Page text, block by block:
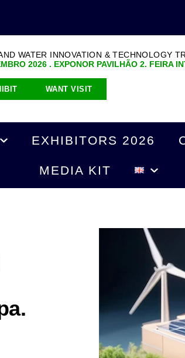
WATER INNOVATION & TECHNOLOGY
2026 . EXPONOR PAVILHÃO 2. FEIRA
WANT VISIT
EXHIBITORS 2026
MEDIA KIT